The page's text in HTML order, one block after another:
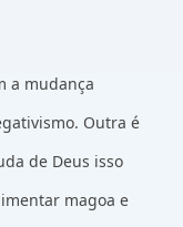
a mudança
Outra é
de Deus isso
magoa e